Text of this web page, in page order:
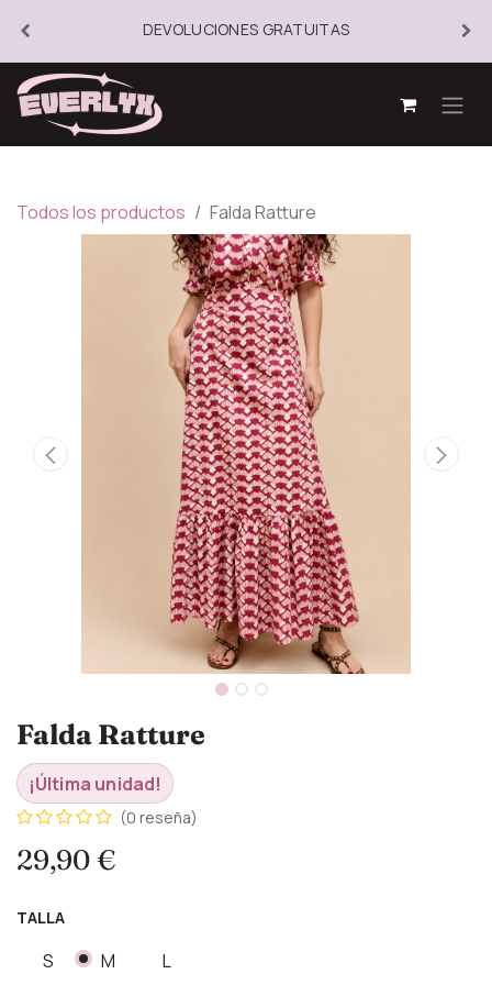
DEVOLUCIONES GRATUITAS
Todos los productos Falda Ratture
Falda Ratture
¡Última unidad!
(0 reseña)
29,90€
TALLA
S M L